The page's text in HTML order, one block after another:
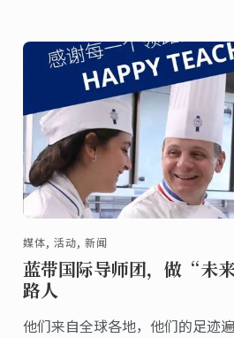
媒体, 活动, 新闻
蓝带国际导师团，做“未
路人
他们来自全球各地，他们的足迹